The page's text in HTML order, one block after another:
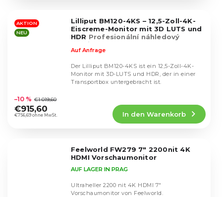
Sternen.
AKTION
NEU
Lilliput BM120-4KS – 12,5-Zoll-4K-
Eiscreme-Monitor mit 3D LUTS und
HDR Profesionální náhledový
monitor + hardcase
durchschnittliche
Produktbewertung
ist
Auf Anfrage
€756,69 ohne MwSt.
–10 % €1 019,60
€915,60
In den Warenkorb
Der Lilliput BM120-4KS ist ein 12,5-Zoll-4K-
Monitor mit 3D-LUTS und HDR, der in einer
Transportbox untergebracht ist.
Feelworld FW279 7" 2200nit 4K
HDMI Vorschaumonitor
AUF LAGER IN PRAG
Ultraheller 2200 nit 4K HDMI 7"
Vorschaumonitor von Feelworld.